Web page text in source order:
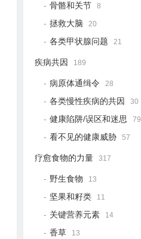
骨骼和关节 8
拯救大脑 20
各类甲状腺问题 21
疾病共因 189
病原体通缉令 28
各类慢性疾病的共因 30
健康陷阱/误区和迷思 79
看不见的健康威胁 57
疗愈食物的力量 317
野生食物 13
坚果和籽类 11
关键营养元素 14
香草 13